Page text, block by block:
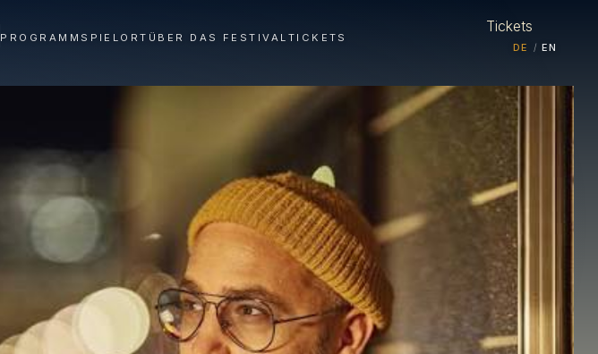
PROGRAMM SPIELORT ÜBER DAS FESTIVAL TICKETS
Tickets
DE / EN